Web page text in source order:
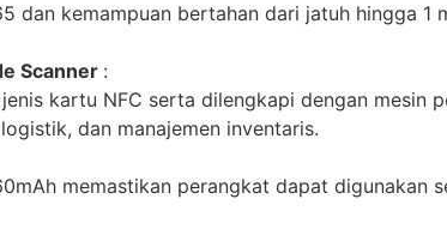
dan kemampuan bertahan dari jatuh hingga
Scanner :
kartu NFC serta dilengkapi dengan mesin
dan manajemen inventaris.
memastikan perangkat dapat digunakan